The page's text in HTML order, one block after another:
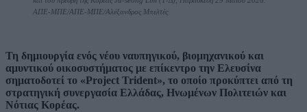
ΑΠΕ-ΜΠΕ/ΑΠΕ-ΜΠΕ/Αλέξανδρος Μπελτές
Τη δημιουργία ενός νέου ναυπηγικού, βιομηχανικού και
αμυντικού οικοσυστήματος με επίκεντρο την Ελευσίνα
σηματοδοτεί το «Project Trident», το οποίο προκύπτει από τη
στρατηγική συνεργασία Ελλάδας, Ηνωμένων Πολιτειών και
Νότιας Κορέας.